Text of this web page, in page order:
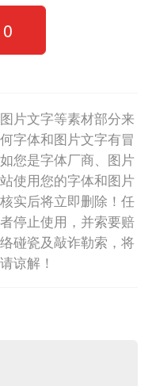
0
片文字等素材部分来
字体和图片文字有冒
您是字体厂商、图片
使用您的字体和图片
实后将立即删除！任
停止使用，并索要赔
碰瓷及敲诈勒索，将
谅解！